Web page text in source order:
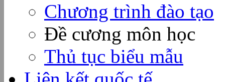
Chương trình đào tạo
Đề cương môn học
Thủ tục biểu mẫu